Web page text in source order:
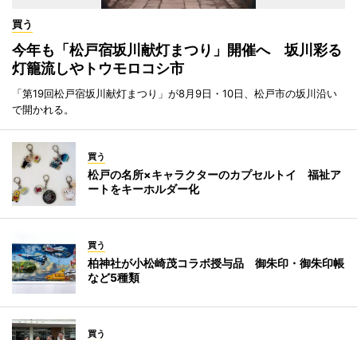
買う
今年も「松戸宿坂川献灯まつり」開催へ 坂川彩る
灯籠流しやトウモロコシ市
「第19回松戸宿坂川献灯まつり」が8月9日・10日、松戸市の坂川沿い
で開かれる。
買う
松戸の名所×キャラクターのカプセルトイ 福祉ア
ートをキーホルダー化
買う
柏神社が小松崎茂コラボ授与品 御朱印・御朱印帳
など5種類
買う